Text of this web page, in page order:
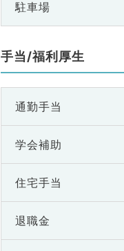
駐車場
手当/福利厚生
通勤手当
学会補助
住宅手当
退職金